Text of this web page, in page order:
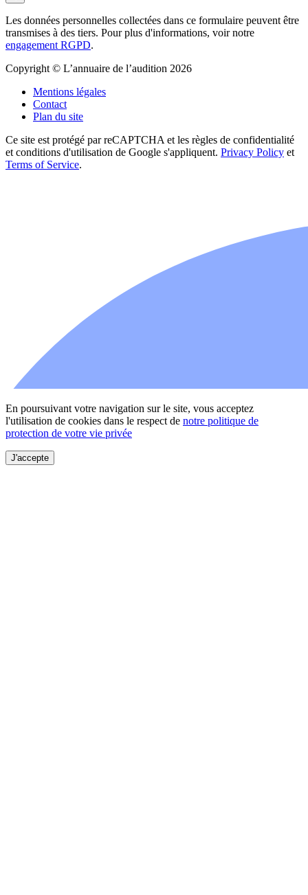
Les données personnelles collectées dans ce formulaire peuvent être
transmises à des tiers. Pour plus d'informations, voir notre
engagement RGPD.
Copyright © L’annuaire de l’audition 2026
Mentions légales
Contact
Plan du site
Ce site est protégé par reCAPTCHA et les règles de confidentialité
et conditions d'utilisation de Google s'appliquent. Privacy Policy et
Terms of Service.
En poursuivant votre navigation sur le site, vous acceptez
l'utilisation de cookies dans le respect de notre politique de
protection de votre vie privée
J'accepte